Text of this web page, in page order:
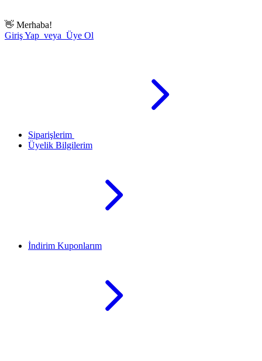
👋 Merhaba!
Giriş Yap veya Üye Ol
Siparişlerim
Üyelik Bilgilerim
İndirim Kuponlarım